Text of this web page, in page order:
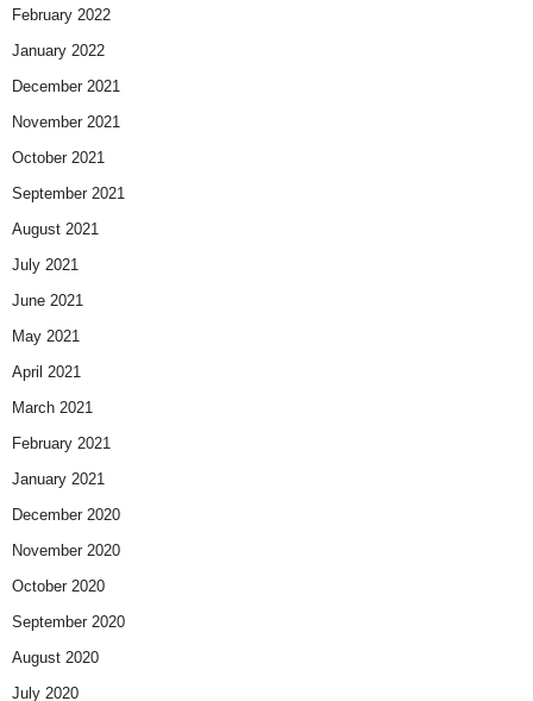
February 2022
January 2022
December 2021
November 2021
October 2021
September 2021
August 2021
July 2021
June 2021
May 2021
April 2021
March 2021
February 2021
January 2021
December 2020
November 2020
October 2020
September 2020
August 2020
July 2020